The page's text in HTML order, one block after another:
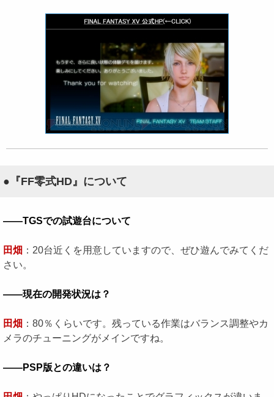
●『FF零式HD』について
――TGSでの試遊台について
田畑 ：20台近くを用意していますので、ぜひ遊んでみてくだ
さい。
――現在の開発状況は？
田畑 ：80％くらいです。残っている作業はバランス調整やカ
メラのチューニングがメインですね。
――PSP版との違いは？